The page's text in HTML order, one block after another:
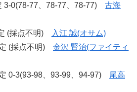
0(78-77、78-77、78-77) 古海
(採点不明)
入江 誠(オサム)
(採点不明) 金沢 賢治(ファイティ
0-3(93-98、93-99、94-97)
尾高